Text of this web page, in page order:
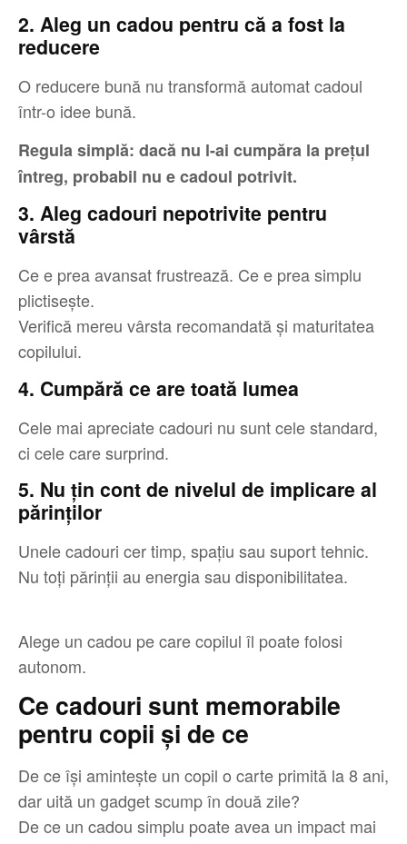
2. Aleg un cadou pentru că a fost la
reducere
O reducere bună nu transformă automat cadoul
într-o idee bună.
Regula simplă: dacă nu l-ai cumpăra la prețul
întreg, probabil nu e cadoul potrivit.
3. Aleg cadouri nepotrivite pentru
vârstă
Ce e prea avansat frustrează. Ce e prea simplu
plictisește.
Verifică mereu vârsta recomandată și maturitatea
copilului.
4. Cumpără ce are toată lumea
Cele mai apreciate cadouri nu sunt cele standard,
ci cele care surprind.
5. Nu țin cont de nivelul de implicare al
părinților
Unele cadouri cer timp, spațiu sau suport tehnic.
Nu toți părinții au energia sau disponibilitatea.
Alege un cadou pe care copilul îl poate folosi
autonom.
Ce cadouri sunt memorabile
pentru copii și de ce
De ce își amintește un copil o carte primită la 8 ani,
dar uită un gadget scump în două zile?
De ce un cadou simplu poate avea un impact mai